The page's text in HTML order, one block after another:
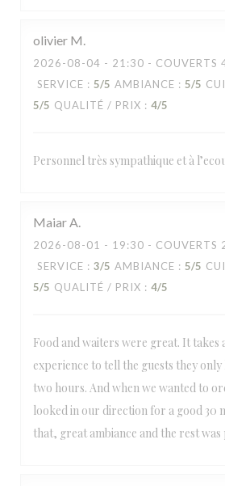
olivier M
2026-08-04 - 21:30 - COUVERTS
SERVICE : 5/5 AMBIANCE : 5/5
5/5 QUALITÉ / PRIX : 4/5
Personnel très sympathique et à
MaiarA
2026-08-01 - 19:30 - COUVERTS
SERVICE : 3/5 AMBIANCE : 5/5
5/5 QUALITÉ / PRIX : 4/5
Food and waiters were great. It takes
experience to tell the guests they
two hours. And when we wanted to
looked in our direction for a good 30
that, great ambiance and the rest